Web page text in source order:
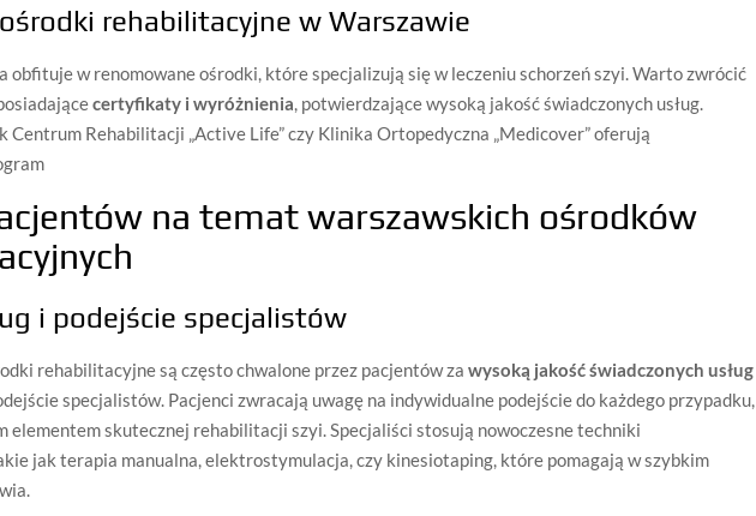
rehabilitacyjne w Warszawie
obfituje w renomowane ośrodki, które specjalizują się w leczeniu schorzeń szyi. Warto zwrócić
certyfikaty i wyróżnienia, potwierdzające wysoką jakość świadczonych usług.
Centrum Rehabilitacji „Active Life” czy Klinika Ortopedyczna „Medicover” oferują
na temat warszawskich ośrodków
i podejście specjalistów
rehabilitacyjne są często chwalone przez pacjentów zawysoką jakość świadczonych usług
specjalistów. Pacjenci zwracają uwagę na indywidualne podejście do każdego przypadku,
elementem skutecznej rehabilitacji szyi. Specjaliści stosują nowoczesne techniki
jak terapia manualna, elektrostymulacja, czy kinesiotaping, które pomagają w szybkim